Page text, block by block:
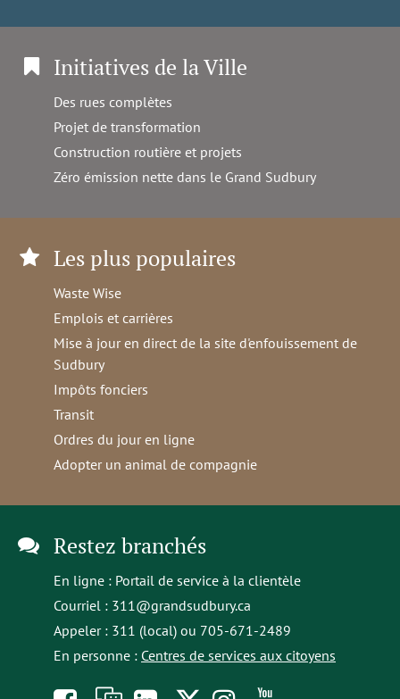
Initiatives de la Ville
Des rues complètes
Projet de transformation
Construction routière et projets
Zéro émission nette dans le Grand Sudbury
Les plus populaires
Waste Wise
Emplois et carrières
Mise à jour en direct de la site d'enfouissement de
Sudbury
Impôts fonciers
Transit
Ordres du jour en ligne
Adopter un animal de compagnie
Restez branchés
En ligne : Portail de service à la clientèle
Courriel : 311@grandsudbury.ca
Appeler : 311 (local) ou 705-671-2489
En personne : Centres de services aux citoyens